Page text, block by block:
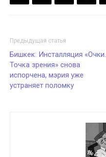
Предыдущая статья
Бишкек: Инсталляция «Очки.
Точка зрения» снова
испорчена, мэрия уже
устраняет поломку